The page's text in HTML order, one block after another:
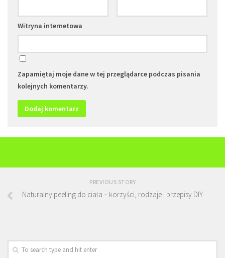
Witryna internetowa
Zapamiętaj moje dane w tej przeglądarce podczas pisania
kolejnych komentarzy.
PREVIOUS STORY
Naturalny peeling do ciała – korzyści, rodzaje i przepisy DIY